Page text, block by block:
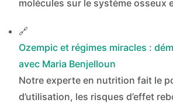
molécules sur le système osseux
🔗
Ozempic et régimes miracles :
avec Maria Benjelloun
Notre experte en nutrition fait le
d’utilisation, les risques d’effet